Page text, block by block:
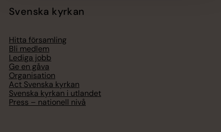
Svenska kyrkan
Hitta församling
Bli medlem
Lediga jobb
Ge en gåva
Organisation
Act Svenska kyrkan
Svenska kyrkan i utlandet
Press – nationell nivå